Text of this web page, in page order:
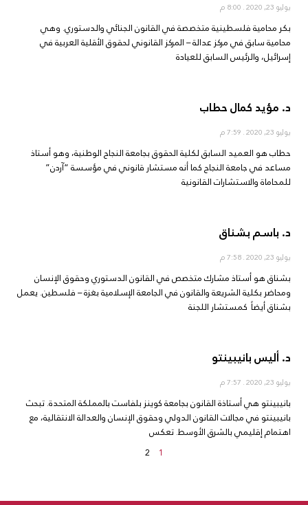
يوليو 23, 2020
بكر محامية فلسطينية متخصصة في القانون الجنائي والدستوري. وهي
محامية سابق في مركز عدالة – المركز القانوني لحقوق الأقلية العربية في
إسرائيل، والرئيس السابق للعيادة
د. مؤيد كمال حطاب
يوليو 23, 2020
حطاب هو العميد السابق لكلية الحقوق بجامعة النجاح الوطنية، وهو أستاذ
مساعد في جامعة النجاح كما أنه مستشار قانوني في مؤسسة “آردن”
للمحاماة والاستشارات القانونية
د. باسم بشناق
يوليو 23, 2020
بشناق هو أستاذ مشارك متخصص في القانون الدستوري وحقوق الإنسان
ومحاضر بكلية الشريعة والقانون في الجامعة الإسلامية بغزة – فلسطين. يعمل
بشناق أيضاً كمستشار اللجنة
د. أليس بانيبينتو
يوليو 23, 2020
بانيبينتو هي أستاذة القانون بجامعة كوينز بلفاست بالمملكة المتحدة. تبحث
بانيبينتو في مجالات القانون الدولي وحقوق الإنسان والعدالة الانتقالية، مع
اهتمام إقليمي بالشرق الأوسط. تعكس
1
2